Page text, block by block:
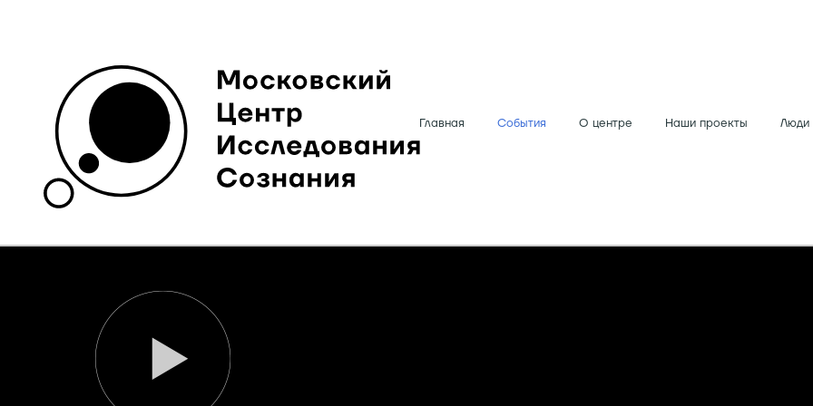
Главная События О центре Наши проекты Люди